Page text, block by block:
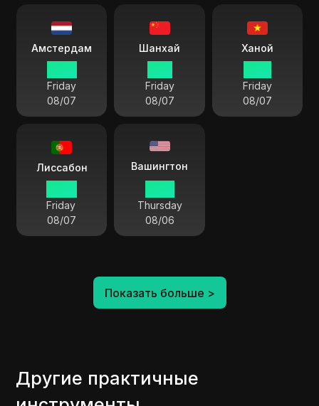
Амстердам
Friday
08/07
Шанхай
Friday
08/07
Ханой
Friday
08/07
Лиссабон
Friday
08/07
Вашингтон
Thursday
08/06
Показать больше >
Другие практичные